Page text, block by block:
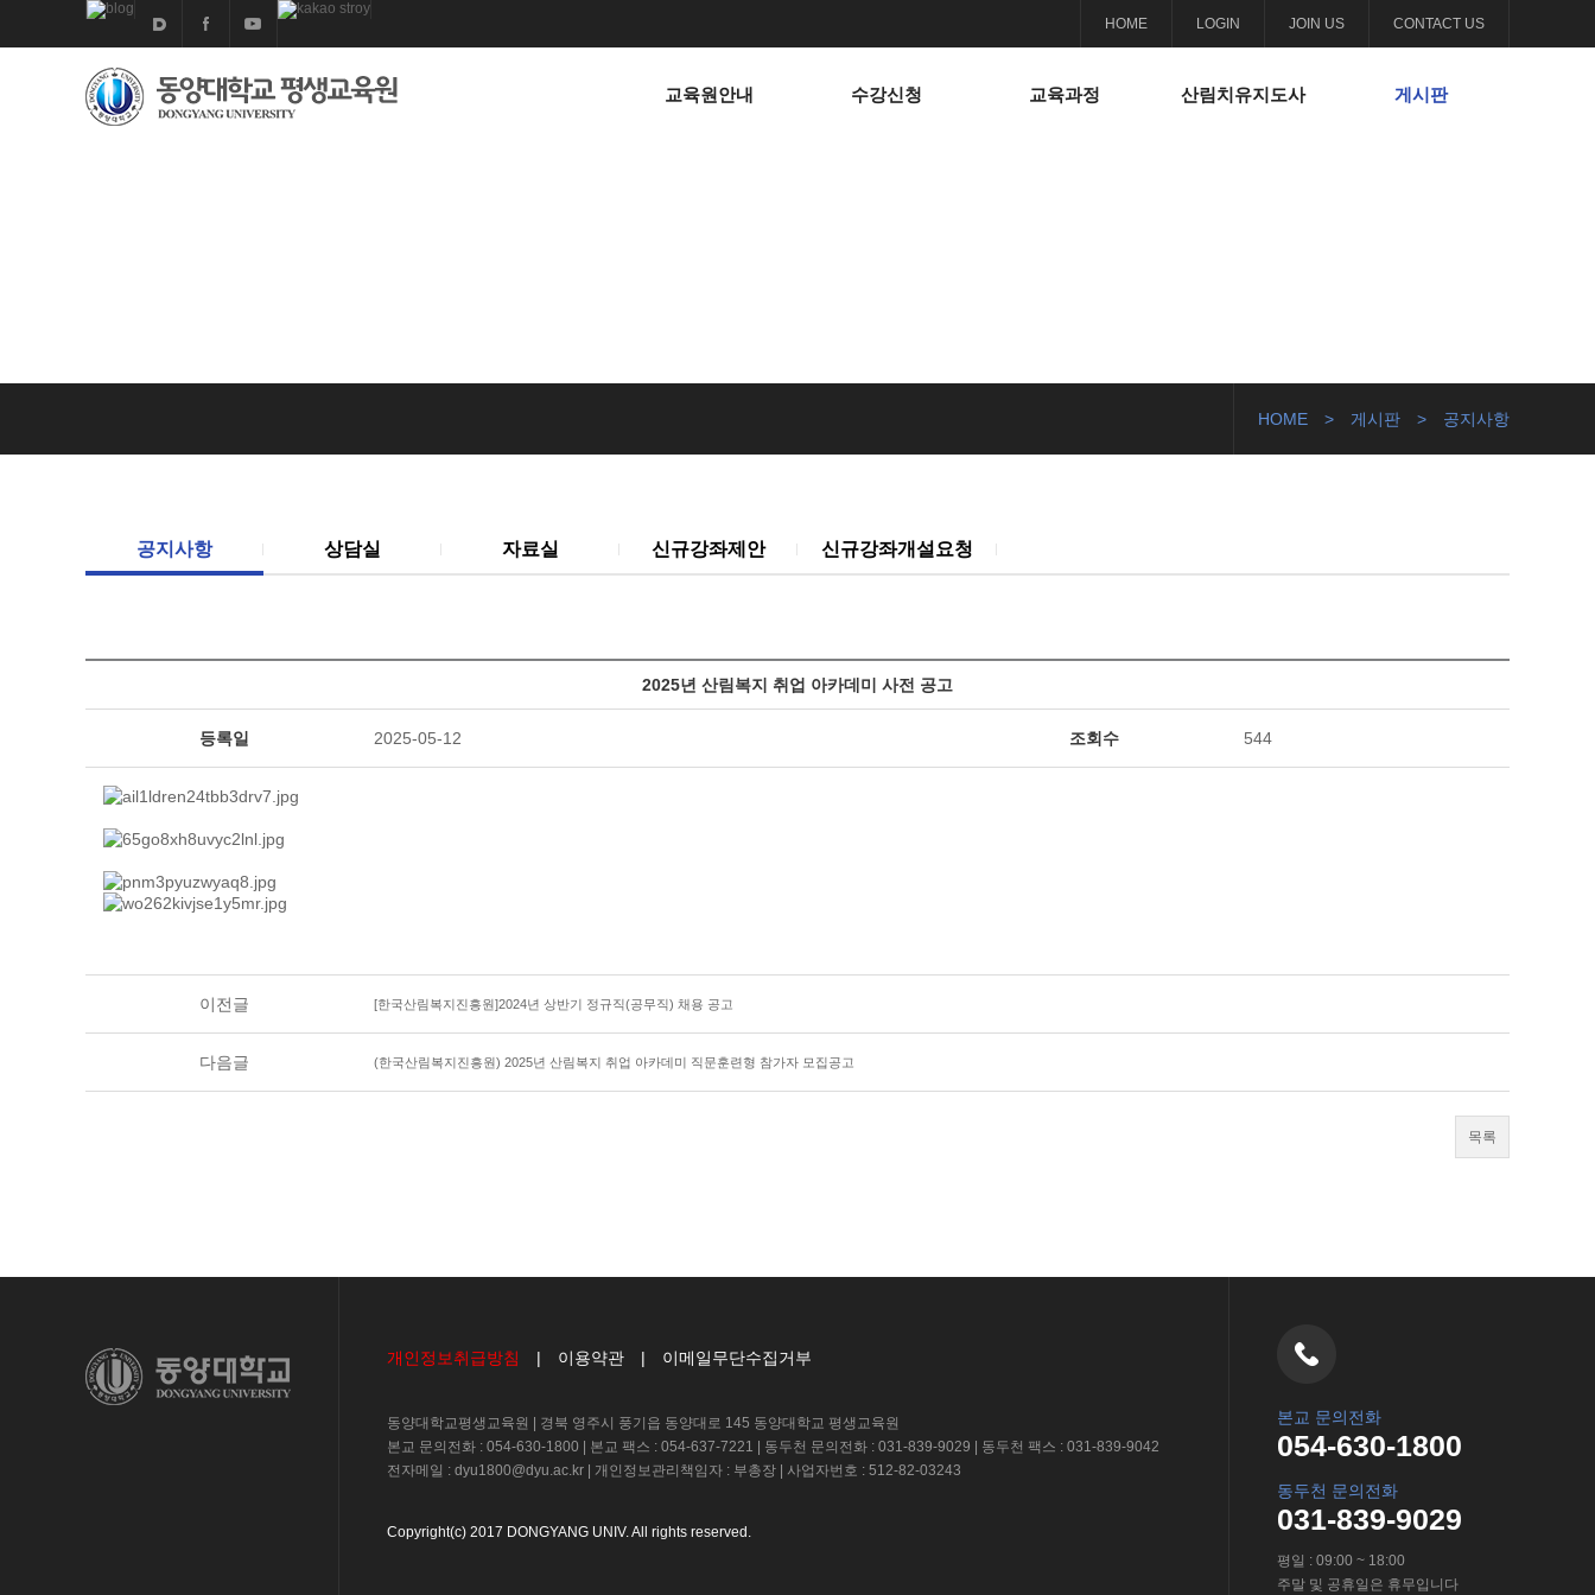
HOME LOGIN JOIN US CONTACT US
교육원안내 수강신청 교육과정 산림치유지도사 게시판
HOME > 게시판 > 공지사항
공지사항 상담실 자료실 신규강좌제안 신규강좌개설요청
2025년 산림복지 취업 아카데미 사전 공고
등록일 2025-05-12 조회수 544
이전글 [한국산림복지진흥원]2024년 상반기 정규직(공무직) 채용 공고
다음글 (한국산림복지진흥원) 2025년 산림복지 취업 아카데미 직문훈련형 참가자 모집공고
목록
개인정보취급방침 | 이용약관 | 이메일무단수집거부
동양대학교평생교육원 | 경북 영주시 풍기읍 동양대로 145 동양대학교 평생교육원
본교 문의전화 : 054-630-1800 | 본교 팩스 : 054-637-7221 | 동두천 문의전화 : 031-839-9029 | 동두천 팩스 : 031-839-9042
전자메일 : dyu1800@dyu.ac.kr | 개인정보관리책임자 : 부총장 | 사업자번호 : 512-82-03243
Copyright(c) 2017 DONGYANG UNIV. All rights reserved.
본교 문의전화
054-630-1800
동두천 문의전화
031-839-9029
평일 : 09:00 ~ 18:00
주말 및 공휴일은 휴무입니다